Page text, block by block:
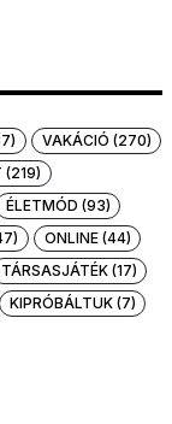
VAKÁCIÓ (270)
(219)
ÉLETMÓD (93)
ONLINE (44)
TÁRSASJÁTÉK (17)
KIPRÓBÁLTUK (7)